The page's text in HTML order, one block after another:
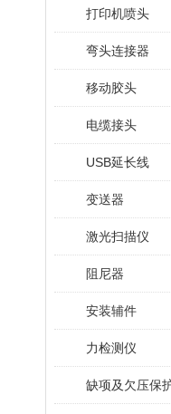
打印机喷头
弯头连接器
移动胶头
电缆接头
USB延长线
变送器
激光扫描仪
阻尼器
安装辅件
力检测仪
缺项及欠压保